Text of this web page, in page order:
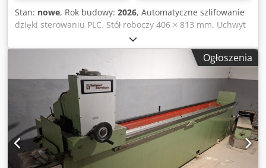
pozycję roboczą kamienia względem ostrzonego noża.
Wanna zbiorcza z otworem spustowym – umożliwia
zebranie i ponowne wykorzystanie chłodziwa. Budowa i
technologia Ostrzarka CORMAK TSC630 została
zaprojektowana z myślą o użytkownikach, którzy
potrzebują stabilnej, dokładnej i wygodnej w obsłudze
maszyny do codziennego ostrzenia noży. Zespół szlifujący
porusza się po precyzyjnych prowadnicach wyposażonych
w łożyska liniowe, co zapewnia płynny ruch ściernicy na
całej długości ostrza. Takie rozwiązanie pozwala uzyskać
równomierny szlif bez ryzyka powstawania nierówności
oraz ułatwia zachowanie pełnej kontroli nad procesem
ostrzenia nawet przy dłuższych nożach. Perfekcyjnie ostre
Stan: nowe, Rok budowy: 2026, Automatyczne szlifowanie
dzięki sterowaniu PLC. Stół roboczy 406 × 813 mm. Uchwyt
magnetyczny 400 × 800 mm. Maksymalne obciążenie stołu
z uchwytem magnetycznym: 500 kg. Serwonapęd osi
pionowej odpowiedzialny za precyzyjny automatyczny
dosuw. Hydrauliczny przesuw wzdłużny stołu.
Automatyczny posuw pionowy i poprzeczny. Prędkość stołu
roboczego 7–23 m/min. Ściernica o wymiarze 350 × 40 ×
127 mm. Prędkość wrzeciona 1450 obr./min. Moc silnika
wrzeciona 5,5 kW. Moc całkowita maszyny 9 kW.
Chropowatość powierzchni do Ra 0,63 µm. Zakres
automatycznego posuwu pionowego obejmuje wartości
0,005 / 0,01 / 0,02 / 0,03 / 0,04 / 0,05 mm/skok, co pozwala
Ogłoszenia